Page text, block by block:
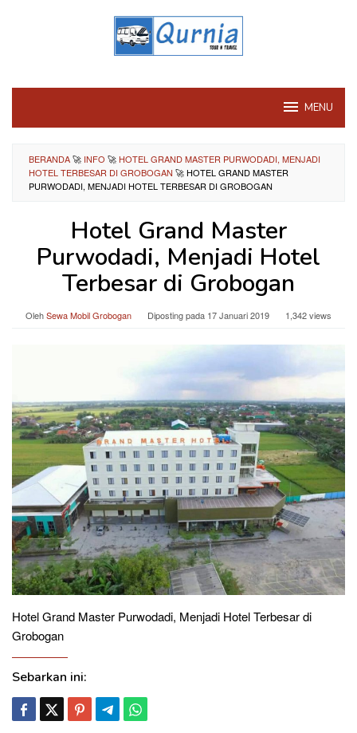
MENU
BERANDA🚀 INFO 🚀 HOTEL GRAND MASTER PURWODADI, MENJADI
HOTEL TERBESAR DI GROBOGAN 🚀 HOTEL GRAND MASTER
PURWODADI, MENJADI HOTEL TERBESAR DI GROBOGAN
Hotel Grand Master
Purwodadi, Menjadi Hotel
Terbesar di Grobogan
OlehSewa Mobil Grobogan Diposting pada 17 Januari 2019 1,342 views
Hotel Grand Master Purwodadi, Menjadi Hotel Terbesar di
Grobogan
Sebarkan ini: